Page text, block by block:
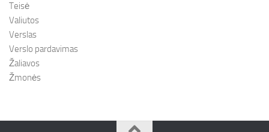
Teisė
Valiutos
Verslas
Verslo pardavimas
Žaliavos
Žmonės